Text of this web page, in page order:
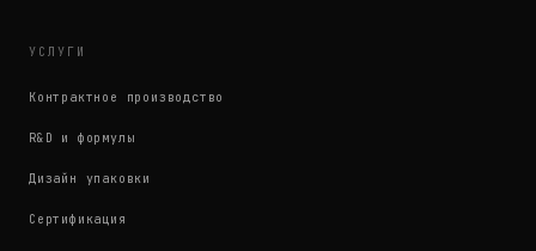
УСЛУГИ
Контрактное производство
R&D и формулы
Дизайн упаковки
Сертификация